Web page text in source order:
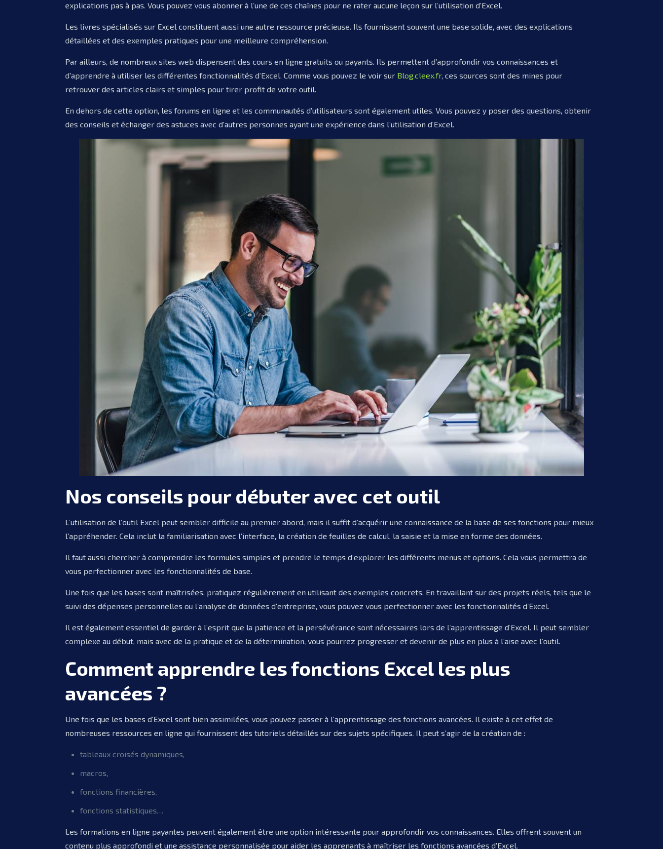
explications pas à pas. Vous pouvez vous abonner à l’une de ces chaînes pour ne rater aucune leçon sur l’utilisation d’Excel.
Les livres spécialisés sur Excel constituent aussi une autre ressource précieuse. Ils fournissent souvent une base solide, avec des explications
détaillées et des exemples pratiques pour une meilleure compréhension.
Par ailleurs, de nombreux sites web dispensent des cours en ligne gratuits ou payants. Ils permettent d’approfondir vos connaissances et
d’apprendre à utiliser les différentes fonctionnalités d’Excel. Comme vous pouvez le voir sur Blog.cleex.fr, ces sources sont des mines pour
retrouver des articles clairs et simples pour tirer profit de votre outil.
En dehors de cette option, les forums en ligne et les communautés d’utilisateurs sont également utiles. Vous pouvez y poser des questions, obtenir
des conseils et échanger des astuces avec d’autres personnes ayant une expérience dans l’utilisation d’Excel.
Nos conseils pour débuter avec cet outil
L’utilisation de l’outil Excel peut sembler difficile au premier abord, mais il suffit d’acquérir une connaissance de la base de ses fonctions pour mieux
l’appréhender. Cela inclut la familiarisation avec l’interface, la création de feuilles de calcul, la saisie et la mise en forme des données.
Il faut aussi chercher à comprendre les formules simples et prendre le temps d’explorer les différents menus et options. Cela vous permettra de
vous perfectionner avec les fonctionnalités de base.
Une fois que les bases sont maîtrisées, pratiquez régulièrement en utilisant des exemples concrets. En travaillant sur des projets réels, tels que le
suivi des dépenses personnelles ou l’analyse de données d’entreprise, vous pouvez vous perfectionner avec les fonctionnalités d’Excel.
Il est également essentiel de garder à l’esprit que la patience et la persévérance sont nécessaires lors de l’apprentissage d’Excel. Il peut sembler
complexe au début, mais avec de la pratique et de la détermination, vous pourrez progresser et devenir de plus en plus à l’aise avec l’outil.
Comment apprendre les fonctions Excel les plus
avancées ?
Une fois que les bases d’Excel sont bien assimilées, vous pouvez passer à l’apprentissage des fonctions avancées. Il existe à cet effet de
nombreuses ressources en ligne qui fournissent des tutoriels détaillés sur des sujets spécifiques. Il peut s’agir de la création de :
tableaux croisés dynamiques,
macros,
fonctions financières,
fonctions statistiques…
Les formations en ligne payantes peuvent également être une option intéressante pour approfondir vos connaissances. Elles offrent souvent un
contenu plus approfondi et une assistance personnalisée pour aider les apprenants à maîtriser les fonctions avancées d’Excel.